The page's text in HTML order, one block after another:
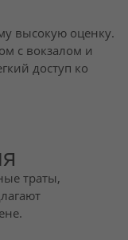
высокую оценку.
с вокзалом и
доступ ко
траты,